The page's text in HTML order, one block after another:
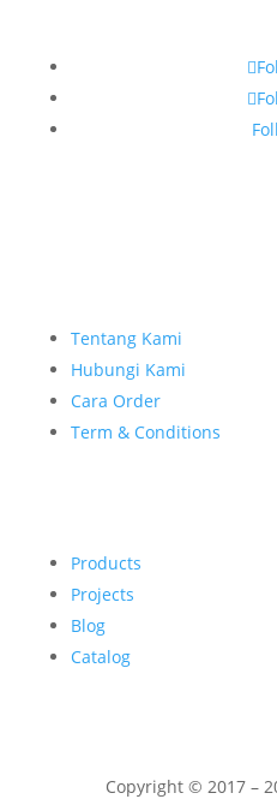
Tentang Kami
Hubungi Kami
Cara Order
Term & Conditions
Products
Projects
Blog
Catalog
Copyright © 2017 –